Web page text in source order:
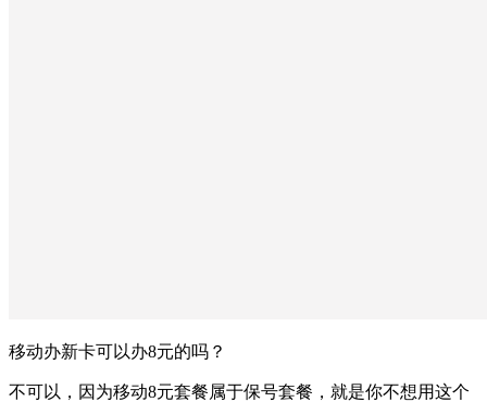
移动办新卡可以办8元的吗？
不可以，因为移动8元套餐属于保号套餐，就是你不想用这个